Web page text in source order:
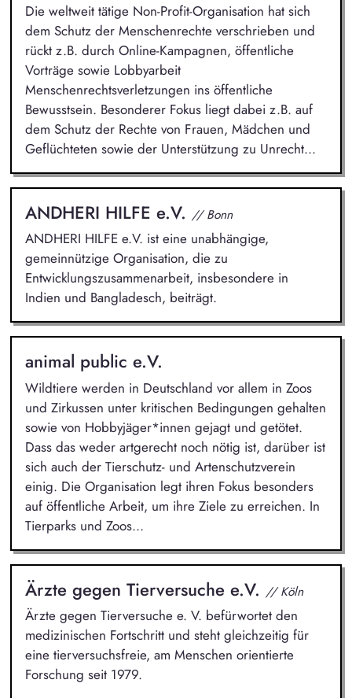
Die weltweit tätige Non-Profit-Organisation hat sich
dem Schutz der Menschenrechte verschrieben und
rückt z.B. durch Online-Kampagnen, öffentliche
Vorträge sowie Lobbyarbeit
Menschenrechtsverletzungen ins öffentliche
Bewusstsein. Besonderer Fokus liegt dabei z.B. auf
dem Schutz der Rechte von Frauen, Mädchen und
Geflüchteten sowie der Unterstützung zu Unrecht...
ANDHERI HILFE e.V. // Bonn
ANDHERI HILFE e.V. ist eine unabhängige,
gemeinnützige Organisation, die zu
Entwicklungszusammenarbeit, insbesondere in
Indien und Bangladesch, beiträgt.
animal public e.V.
Wildtiere werden in Deutschland vor allem in Zoos
und Zirkussen unter kritischen Bedingungen gehalten
sowie von Hobbyjäger*innen gejagt und getötet.
Dass das weder artgerecht noch nötig ist, darüber ist
sich auch der Tierschutz- und Artenschutzverein
einig. Die Organisation legt ihren Fokus besonders
auf öffentliche Arbeit, um ihre Ziele zu erreichen. In
Tierparks und Zoos...
Ärzte gegen Tierversuche e.V. // Köln
Ärzte gegen Tierversuche e. V. befürwortet den
medizinischen Fortschritt und steht gleichzeitig für
eine tierversuchsfreie, am Menschen orientierte
Forschung seit 1979.